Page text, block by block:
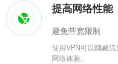
提高网络性能
避免带宽限制
使用VPN可以隐藏
网络体验。